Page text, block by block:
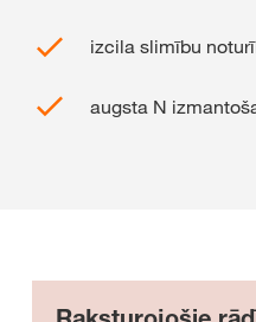
izcila slimību
augsta N